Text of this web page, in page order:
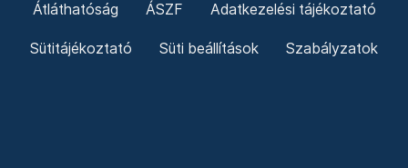
Átláthatóság ÁSZF Adatkezelési tájékoztató
Sütitájékoztató Süti beállítások Szabályzatok